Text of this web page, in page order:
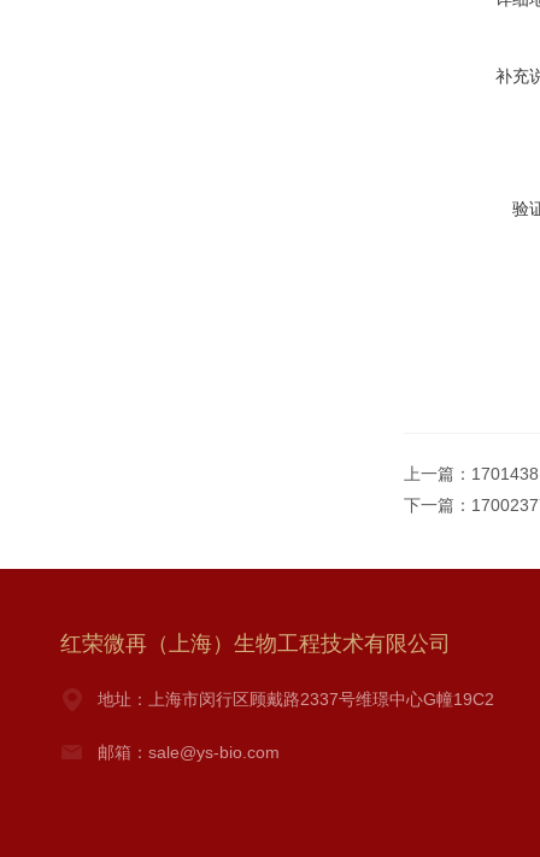
补充
验
上一篇：
下一篇：
红荣微再（上海）生物工程技术有限公司
地址：上海市闵行区顾戴路2337号维璟中心G幢19C2
邮箱：sale@ys-bio.com